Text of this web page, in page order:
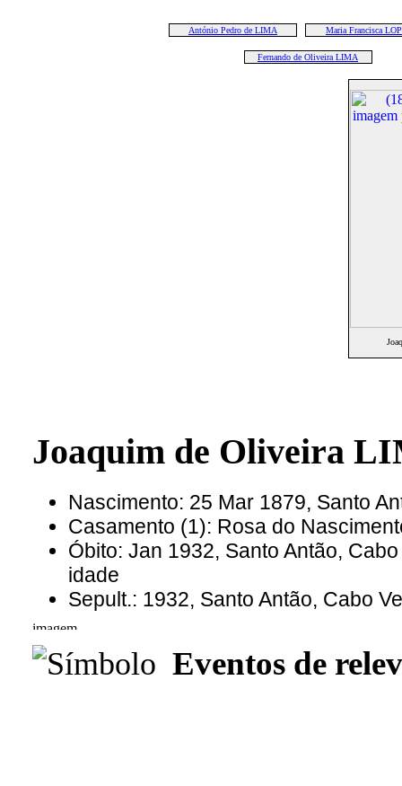
António Pedro de LIMA Maria Francisca
Fernando de Oliveira LIMA
Joaquim de Oliveira
Nascimento: 25 Mar 1879, Santo
Casamento (1): Rosa do
Óbito: Jan 1932, Santo Antão,
idade
Sepult.: 1932, Santo Antão, Cabo
Eventos de